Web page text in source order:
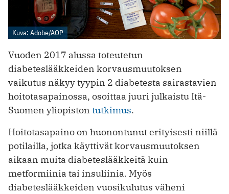
Kuva: Adobe/AOP
Vuoden 2017 alussa toteutetun
diabeteslääkkeiden korvausmuutoksen
vaikutus näkyy tyypin 2 diabetesta sairastavien
hoitotasapainossa, osoittaa juuri julkaistu Itä-
Suomen yliopiston tutkimus.
Hoitotasapaino on huonontunut erityisesti niillä
potilailla, jotka käyttivät korvausmuutoksen
aikaan muita diabeteslääkkeitä kuin
metformiinia tai insuliinia. Myös
diabeteslääkkeiden vuosikulutus väheni